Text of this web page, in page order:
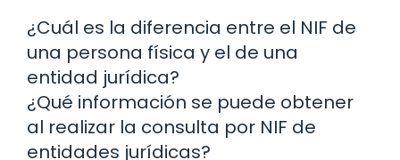
¿Cuál es la diferencia entre el NIF de
una persona física y el de una
entidad jurídica?
¿Qué información se puede obtener
al realizar la consulta por NIF de
entidades jurídicas?